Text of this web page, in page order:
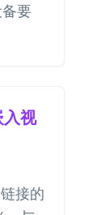
要
入视
接的